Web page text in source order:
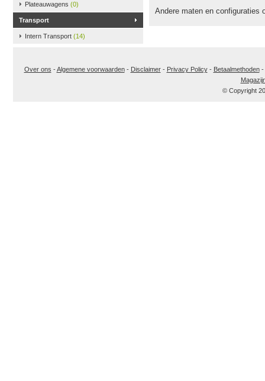
Plateauwagens (0)
Transport
Intern Transport (14)
Andere maten en configuraties
Over ons -Algemene voorwaarden- Disclaimer- Privacy Policy- Betaalmethoden-
© Copyright